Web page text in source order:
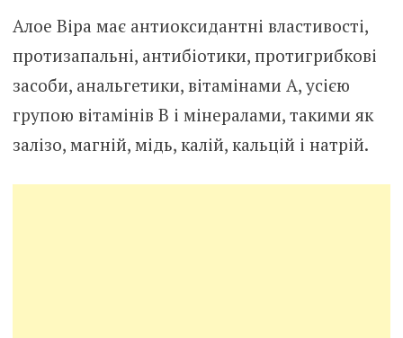
Алое Віра має антиоксидантні властивості,
протизапальні, антибіотики, протигрибкові
засоби, анальгетики, вітамінами А, усією
групою вітамінів В і мінералами, такими як
залізо, магній, мідь, калій, кальцій і натрій.